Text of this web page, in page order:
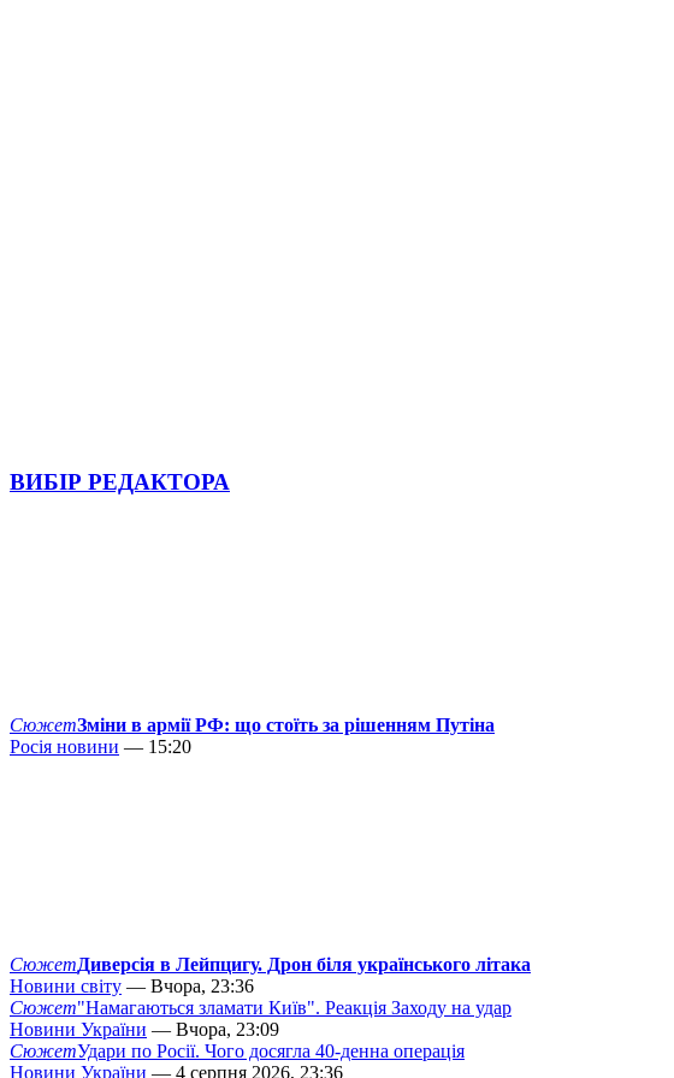
ВИБІР РЕДАКТОРА
СюжетЗміни в армії РФ: що стоїть за рішенням Путіна
Росія новини — 15:20
СюжетДиверсія в Лейпцигу. Дрон біля українського літака
Новини світу — Вчора, 23:36
Сюжет"Намагаються зламати Київ". Реакція Заходу на удар
Новини України — Вчора, 23:09
СюжетУдари по Росії. Чого досягла 40-денна операція
Новини України — 4 серпня 2026, 23:36